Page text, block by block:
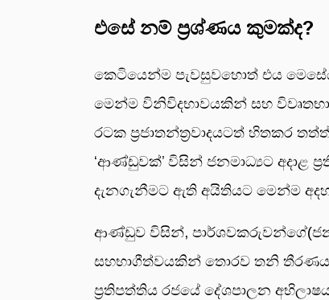
එසේ නම් ප්‍රශ්ණය කුමක්ද?
කෙටියෙන්ම පැවසුවහොත් එය
මෙන්ම විනිවිදභාවයකින් සහ
රටක ප්‍රජාතන්ත්‍රවාදයටත් හිතකර
‘ආණ්ඩුවක්’ විසින් ජනමාධ්‍යට
දැනගැනීමට ඇති අයිතියට මෙන්ම
ආණ්ඩුව විසින්,
සහභාගීත්වයකින් තොරව තනි
ප්‍රතිපත්තිය රජයේ දේශපාලන